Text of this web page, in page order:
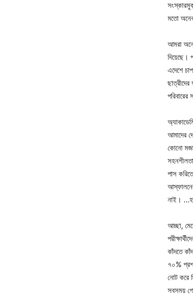
মতো
আমরা
দিয়েছে।
এদেশে
পরিবারের
আমাদের
কোনো মজা
পাস
নাই।
আচ্ছা,
কাঁদতে
৭০%
নোট করে
সবসময়